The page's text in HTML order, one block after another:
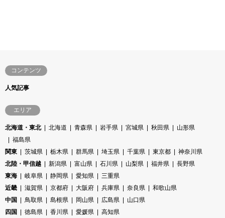
コンテンツ
人気記事
エリア
北海道・東北 北海道 青森県 岩手県 宮城県 秋田県
山形県
福島県
関東
茨城県 栃木県 群馬県 埼玉県 千葉県 東京都
神奈川県
北陸・甲信越
新潟県 富山県 石川県 山梨県 福井県
長野県
東海
岐阜県 静岡県 愛知県
三重県
近畿
滋賀県 京都府 大阪府 兵庫県 奈良県
和歌山県
中国
鳥取県 島根県 岡山県 広島県
山口県
四国
徳島県 香川県 愛媛県 高知県